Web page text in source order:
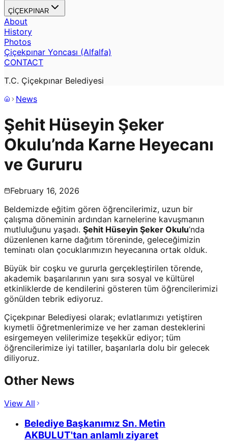
ÇİÇEKPINAR
About
History
Photos
Çiçekpınar Yoncası (Alfalfa)
CONTACT
T.C. Çiçekpınar Belediyesi
News
Şehit Hüseyin Şeker
Okulu’nda Karne Heyecanı
ve Gururu
February 16, 2026
Beldemizde eğitim gören öğrencilerimiz, uzun bir
çalışma döneminin ardından karnelerine kavuşmanın
mutluluğunu yaşadı. Şehit Hüseyin Şeker Okulu’nda
düzenlenen karne dağıtım töreninde, geleceğimizin
teminatı olan çocuklarımızın heyecanına ortak olduk.
Büyük bir coşku ve gururla gerçekleştirilen törende,
akademik başarılarının yanı sıra sosyal ve kültürel
etkinliklerde de kendilerini gösteren tüm öğrencilerimizi
gönülden tebrik ediyoruz.
Çiçekpınar Belediyesi olarak; evlatlarımızı yetiştiren
kıymetli öğretmenlerimize ve her zaman desteklerini
esirgemeyen velilerimize teşekkür ediyor; tüm
öğrencilerimize iyi tatiller, başarılarla dolu bir gelecek
diliyoruz.
Other News
View All
Belediye Başkanımız Sn. Metin
AKBULUT'tan anlamlı ziyaret